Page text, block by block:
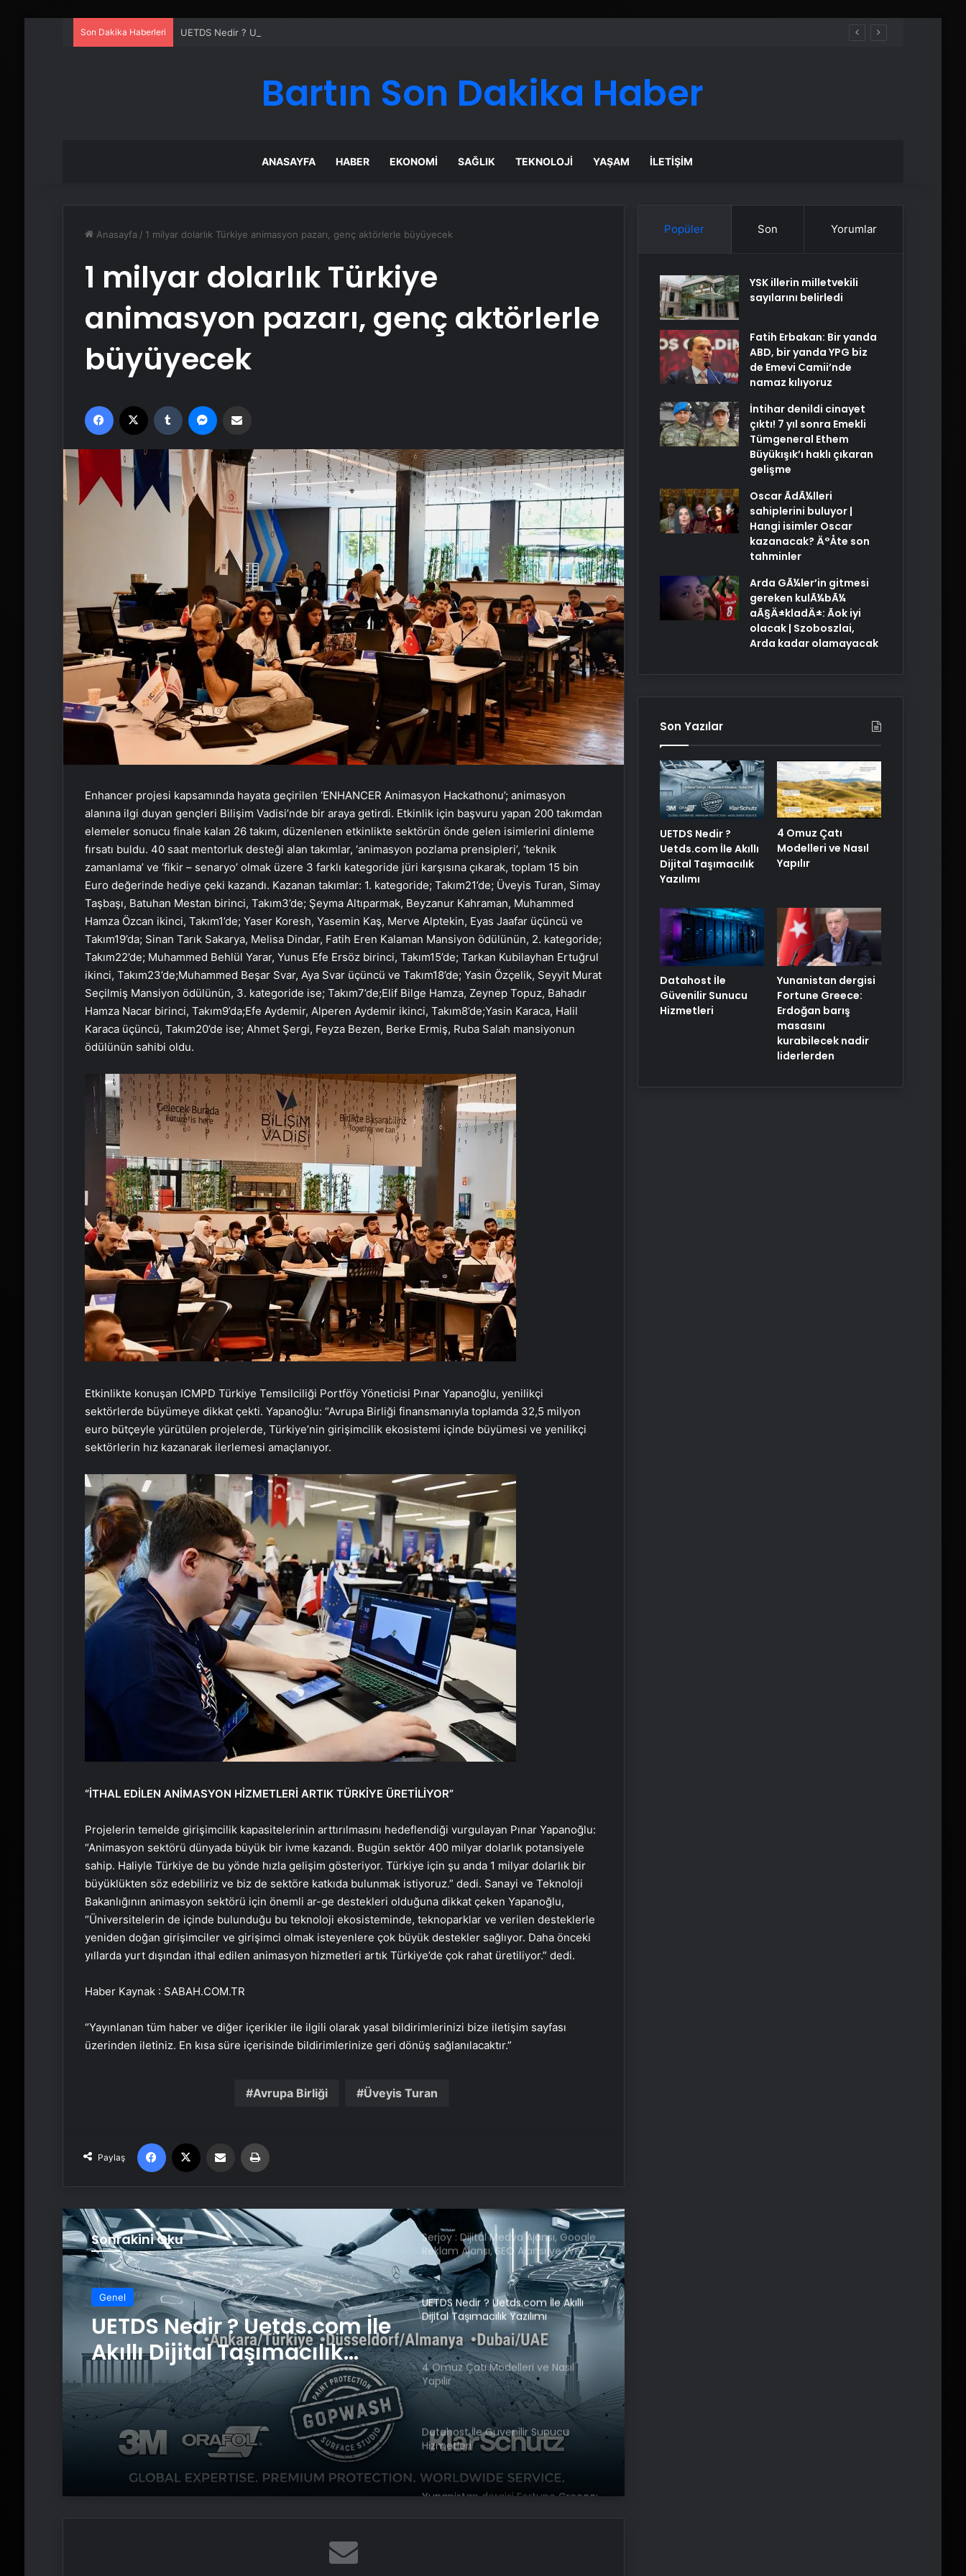
Son Dakika Haberleri UETDS Nedir ? Uetds.com İle Akıllı Dijital Taşımacılık Yazılımı
Bartın Son Dakika Haber
ANASAYFA HABER EKONOMI SAĞLIK TEKNOLOJI YAŞAM İLETIŞIM
Anasayfa / 1 milyar dolarlık Türkiye animasyon pazarı, genç aktörlerle büyüyecek
1 milyar dolarlık Türkiye
animasyon pazarı, genç aktörlerle
büyüyecek
Facebook Tumblr
Enhancer projesi kapsamında hayata geçirilen ‘ENHANCER Animasyon Hackathonu’; animasyon
alanına ilgi duyan gençleri Bilişim Vadisi’nde bir araya getirdi. Etkinlik için başvuru yapan 200 takımdan
elemeler sonucu finale kalan 26 takım, düzenlenen etkinlikte sektörün önde gelen isimlerini dinleme
fırsatı buldu. 40 saat mentorluk desteği alan takımlar, ‘animasyon pozlama prensipleri’, ‘teknik
zamanlama’ ve ‘fikir – senaryo’ olmak üzere 3 farklı kategoride jüri karşısına çıkarak, toplam 15 bin
Euro değerinde hediye çeki kazandı. Kazanan takımlar: 1. kategoride; Takım21’de; Üveyis Turan, Simay
Taşbaşı, Batuhan Mestan birinci, Takım3’de; Şeyma Altıparmak, Beyzanur Kahraman, Muhammed
Hamza Özcan ikinci, Takım1’de; Yaser Koresh, Yasemin Kaş, Merve Alptekin, Eyas Jaafar üçüncü ve
Takım19’da; Sinan Tarık Sakarya, Melisa Dindar, Fatih Eren Kalaman Mansiyon ödülünün, 2. kategoride;
Takım22’de; Muhammed Behlül Yarar, Yunus Efe Ersöz birinci, Takım15’de; Tarkan Kubilayhan Ertuğrul
ikinci, Takım23’de;Muhammed Beşar Svar, Aya Svar üçüncü ve Takım18’de; Yasin Özçelik, Seyyit Murat
Seçilmiş Mansiyon ödülünün, 3. kategoride ise; Takım7’de;Elif Bilge Hamza, Zeynep Topuz, Bahadır
Hamza Nacar birinci, Takım9’da;Efe Aydemir, Alperen Aydemir ikinci, Takım8’de;Yasin Karaca, Halil
Karaca üçüncü, Takım20’de ise; Ahmet Şergi, Feyza Bezen, Berke Ermiş, Ruba Salah mansiyonun
ödülünün sahibi oldu.
Etkinlikte konuşan ICMPD Türkiye Temsilciliği Portföy Yöneticisi Pınar Yapanoğlu, yenilikçi
sektörlerde büyümeye dikkat çekti. Yapanoğlu: “Avrupa Birliği finansmanıyla toplamda 32,5 milyon
euro bütçeyle yürütülen projelerde, Türkiye’nin girişimcilik ekosistemi içinde büyümesi ve yenilikçi
sektörlerin hız kazanarak ilerlemesi amaçlanıyor.
“İTHAL EDİLEN ANİMASYON HİZMETLERİ ARTIK TÜRKİYE ÜRETİLİYOR”
Projelerin temelde girişimcilik kapasitelerinin arttırılmasını hedeflendiği vurgulayan Pınar Yapanoğlu:
“Animasyon sektörü dünyada büyük bir ivme kazandı. Bugün sektör 400 milyar dolarlık potansiyele
sahip. Haliyle Türkiye de bu yönde hızla gelişim gösteriyor. Türkiye için şu anda 1 milyar dolarlık bir
büyüklükten söz edebiliriz ve biz de sektöre katkıda bulunmak istiyoruz.” dedi. Sanayi ve Teknoloji
Bakanlığının animasyon sektörü için önemli ar-ge destekleri olduğuna dikkat çeken Yapanoğlu,
“Üniversitelerin de içinde bulunduğu bu teknoloji ekosisteminde, teknoparklar ve verilen desteklerle
yeniden doğan girişimciler ve girişimci olmak isteyenlere çok büyük destekler sağlıyor. Daha önceki
yıllarda yurt dışından ithal edilen animasyon hizmetleri artık Türkiye’de çok rahat üretiliyor.” dedi.
Haber Kaynak : SABAH.COM.TR
“Yayınlanan tüm haber ve diğer içerikler ile ilgili olarak yasal bildirimlerinizi bize iletişim sayfası
üzerinden iletiniz. En kısa süre içerisinde bildirimlerinize geri dönüş sağlanılacaktır.”
Avrupa Birliği Üveyis Turan
Paylaş
Facebook Email'den paylaş
Sonrakini Oku
Genel
UETDS Nedir ? Uetds.com İle
Akıllı Dijital Taşımacılık
Yazılımı
Genel
4 Omuz Çatı Modelleri ve
Nasıl Yapılır
Direğe çarptığı için bağırsakları
yırtılmıştı! Taiwo Awoniyi yapay
komaya alındı…
İntihar denildi cinayet çıktı! 7 yıl
sonra Emekli Tümgeneral Ethem
Büyükışık’ı haklı çıkaran gelişme
Bakan Kacır: Yeni nesil teşvik
modelinde son aşamaya gelindi
UETDS Nedir ? Uetds.com İle Akıllı
Dijital Taşımacılık Yazılımı
4 Omuz Çatı Modelleri ve Nasıl
Yapılır
Datahost İle Güvenilir Sunucu
Hizmetleri
Yunanistan dergisi Fortune Greece:
Erdoğan barış masasını kurabilecek
Direğe çarptığı için bağırsakları
Popüler Son Yorumlar
YSK illerin milletvekili
sayılarını belirledi
Fatih Erbakan: Bir yanda
ABD, bir yanda YPG biz
de Emevi Camii’nde
namaz kılıyoruz
İntihar denildi cinayet
çıktı! 7 yıl sonra Emekli
Tümgeneral Ethem
Büyükışık’ı haklı çıkaran
gelişme
Oscar ÃdÃ¼lleri
sahiplerini buluyor |
Hangi isimler Oscar
kazanacak? Ä°Åte son
tahminler
Arda GÃ¼ler’in gitmesi
gereken kulÃ¼bÃ¼
aÃ§Ä±kladÄ±: Ãok iyi
olacak | Szoboszlai,
Arda kadar olamayacak
Son Yazılar
UETDS Nedir ?
Uetds.com İle Akıllı
Dijital Taşımacılık
Yazılımı
4 Omuz Çatı
Modelleri ve Nasıl
Yapılır
Datahost İle
Güvenilir Sunucu
Hizmetleri
Yunanistan dergisi
Fortune Greece:
Erdoğan barış
masasını
kurabilecek nadir
liderlerden